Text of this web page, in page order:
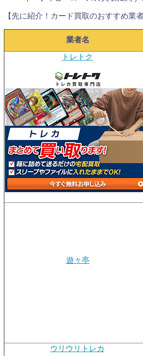
【先に紹介！カード買取のおすすめ業
業者名
トレトク
遊々亭
ウリウリトレカ